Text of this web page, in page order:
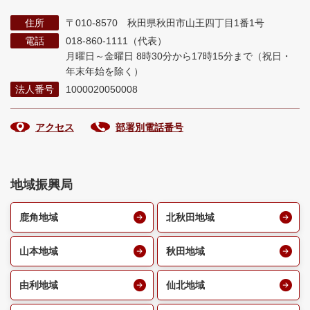
住所
〒010-8570 秋田県秋田市山王四丁目1番1号
電話
018-860-1111（代表）
月曜日～金曜日 8時30分から17時15分まで （祝日・
年末年始を除く）
法人番号
1000020050008
アクセス 部署別電話番号
地域振興局
鹿角地域 北秋田地域
山本地域 秋田地域
由利地域 仙北地域